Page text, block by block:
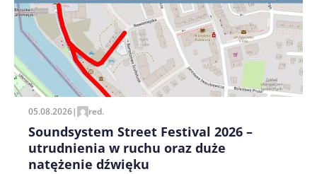
Zapamiętaj moje dane w tej przeglądarce podczas
pisania kolejnych komentarzy.
05.08.2026| red.
Soundsystem Street Festival 2026 –
utrudnienia w ruchu oraz duże
natężenie dźwięku